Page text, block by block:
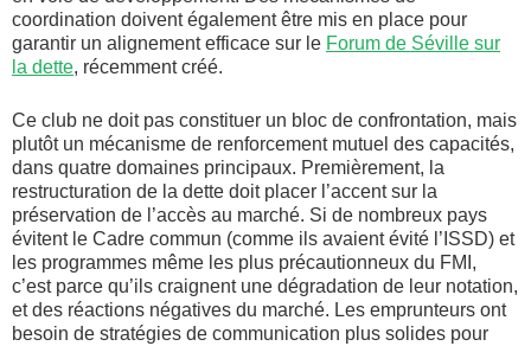
coordination doivent également être mis en place pour
garantir un alignement efficace sur le Forum de Séville sur
la dette, récemment créé.
Ce club ne doit pas constituer un bloc de confrontation, mais
plutôt un mécanisme de renforcement mutuel des capacités,
dans quatre domaines principaux. Premièrement, la
restructuration de la dette doit placer l’accent sur la
préservation de l’accès au marché. Si de nombreux pays
évitent le Cadre commun (comme ils avaient évité l’ISSD) et
les programmes même les plus précautionneux du FMI,
c’est parce qu’ils craignent une dégradation de leur notation,
et des réactions négatives du marché. Les emprunteurs ont
besoin de stratégies de communication plus solides pour